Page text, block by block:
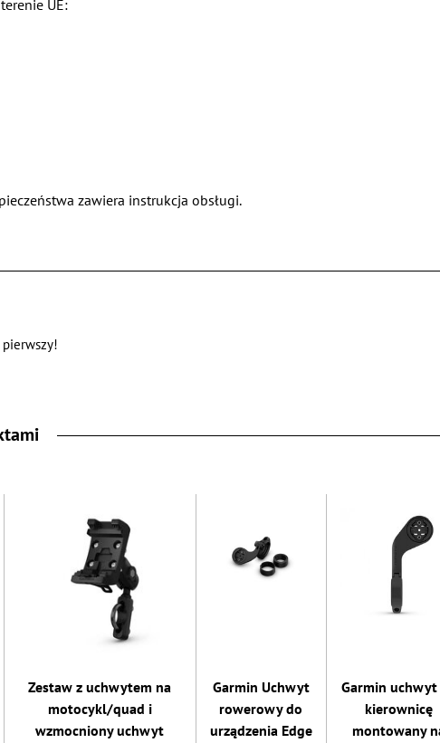
UE:
zawiera instrukcja obsługi.
Zestaw z uchwytem na
motocykl/quad i
wzmocniony uchwyt
Garmin Uchwyt
rowerowy do
urządzenia Edge
Garmin uchwyt
kierownicę
montowany